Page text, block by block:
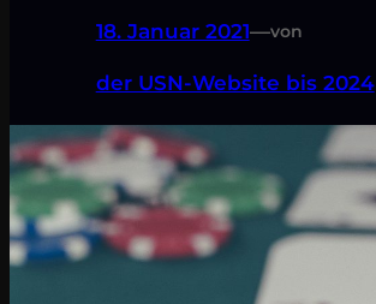
18. Januar 2021—von
der USN-Website bis 2024